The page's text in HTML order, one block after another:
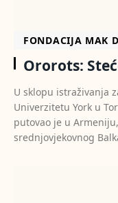
FONDACIJA MAK
Ororots:
U sklopu istraživanja
Univerzitetu York u
putovao je u
srednjovjekovnog